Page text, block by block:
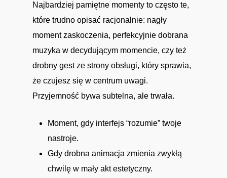
Najbardziej pamiętne momenty to często te,
które trudno opisać racjonalnie: nagły
moment zaskoczenia, perfekcyjnie dobrana
muzyka w decydującym momencie, czy też
drobny gest ze strony obsługi, który sprawia,
że czujesz się w centrum uwagi.
Przyjemność bywa subtelna, ale trwała.
Moment, gdy interfejs “rozumie” twoje
nastroje.
Gdy drobna animacja zmienia zwykłą
chwilę w mały akt estetyczny.